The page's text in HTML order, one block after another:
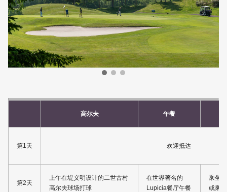
高尔夫 午餐
第1天 欢迎抵达
第2天
上午在堤义明设计的二世古村
高尔夫球场打球
在世界著名的
Lupicia餐厅午餐
乘坐
或乘